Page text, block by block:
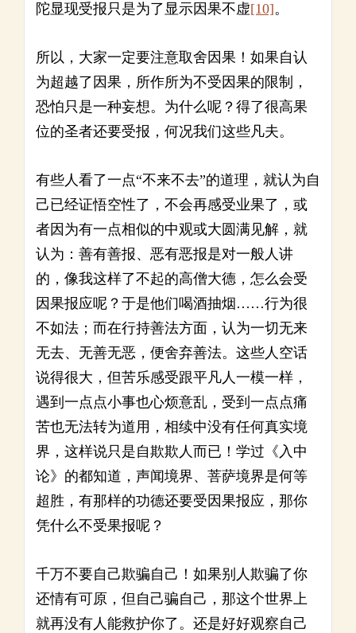
陀显现受报只是为了显示因果不虚[10]。
所以，大家一定要注意取舍因果！如果自认
为超越了因果，所作所为不受因果的限制，
恐怕只是一种妄想。为什么呢？得了很高果
位的圣者还要受报，何况我们这些凡夫。
有些人看了一点“不来不去”的道理，就认为自
己已经证悟空性了，不会再感受业果了，或
者因为有一点相似的中观或大圆满见解，就
认为：善有善报、恶有恶报是对一般人讲
的，像我这样了不起的高僧大德，怎么会受
因果报应呢？于是他们喝酒抽烟……行为很
不如法；而在行持善法方面，认为一切无来
无去、无善无恶，便舍弃善法。这些人空话
说得很大，但苦乐感受跟平凡人一模一样，
遇到一点点小事也心烦意乱，受到一点点痛
苦也无法转为道用，相续中没有任何真实境
界，这样说只是自欺欺人而已！学过《入中
论》的都知道，声闻境界、菩萨境界是何等
超胜，有那样的功德还要受因果报应，那你
凭什么不受果报呢？
千万不要自己欺骗自己！如果别人欺骗了你
还情有可原，但自己骗自己，那这个世界上
就再没有人能救护你了。还是好好观察自己